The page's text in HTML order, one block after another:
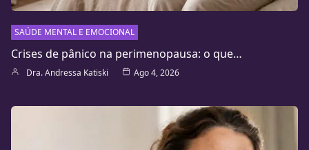
SAÚDE MENTAL E EMOCIONAL
Crises de pânico na perimenopausa: o que…
Dra. Andressa Katiski Ago 4, 2026